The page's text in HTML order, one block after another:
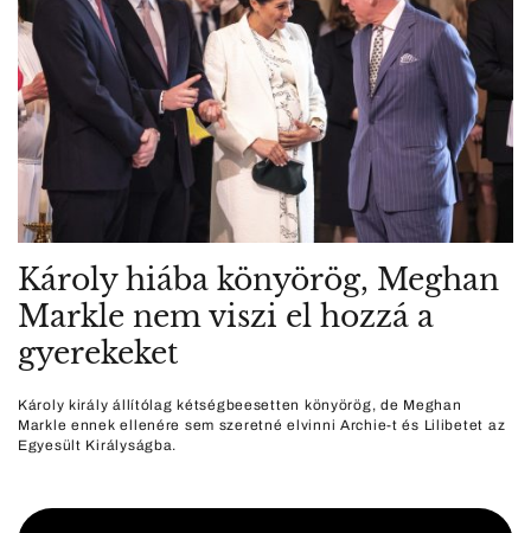
Károly hiába könyörög, Meghan
Markle nem viszi el hozzá a
gyerekeket
Károly király állítólag kétségbeesetten könyörög, de Meghan
Markle ennek ellenére sem szeretné elvinni Archie-t és Lilibetet az
Egyesült Királyságba.